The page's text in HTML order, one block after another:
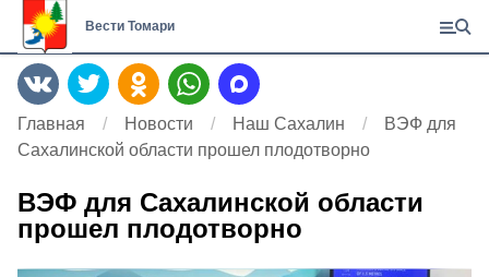
Вести Томари
Главная Новости Наш Сахалин
ВЭФ для
Сахалинской области прошел плодотворно
ВЭФ для Сахалинской области
прошел плодотворно